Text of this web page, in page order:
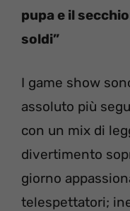
pupa e il
soldi”
I game show
assoluto più
con un mix di
divertimento
giorno
telespettatori;